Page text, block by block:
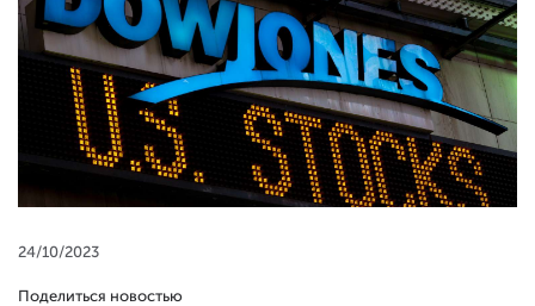
24/10/2023
Поделиться новостью